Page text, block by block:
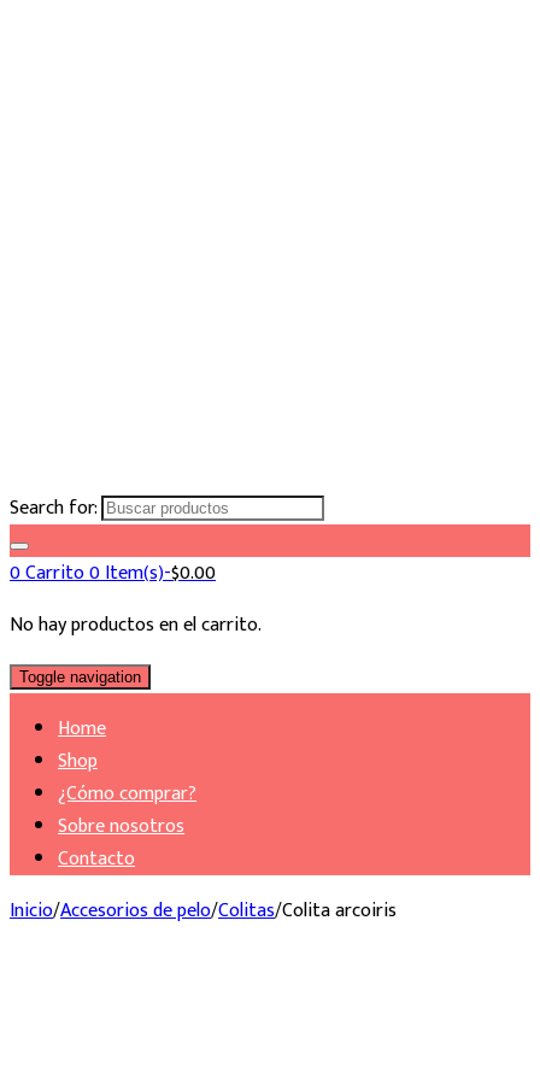
Search for:
0Carrito0 Item(s)-$0.00
No hay productos en el carrito.
Toggle navigation
Home
Shop
¿Cómo comprar?
Sobre nosotros
Contacto
Inicio/Accesorios de pelo/Colitas/Colita arcoiris